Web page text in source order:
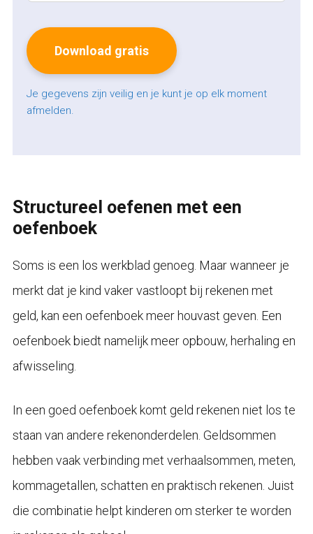
Je gegevens zijn veilig en je kunt je op elk moment
afmelden.
Structureel oefenen met een
oefenboek
Soms is een los werkblad genoeg. Maar wanneer je
merkt dat je kind vaker vastloopt bij rekenen met
geld, kan een oefenboek meer houvast geven. Een
oefenboek biedt namelijk meer opbouw, herhaling en
afwisseling.
In een goed oefenboek komt geld rekenen niet los te
staan van andere rekenonderdelen. Geldsommen
hebben vaak verbinding met verhaalsommen, meten,
kommagetallen, schatten en praktisch rekenen. Juist
die combinatie helpt kinderen om sterker te worden